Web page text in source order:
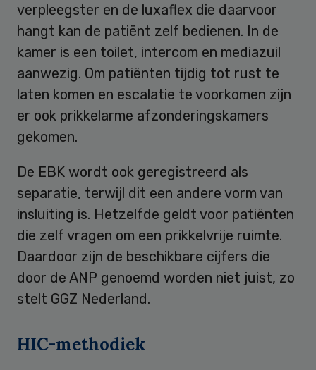
verpleegster en de luxaflex die daarvoor
hangt kan de patiënt zelf bedienen. In de
kamer is een toilet, intercom en mediazuil
aanwezig. Om patiënten tijdig tot rust te
laten komen en escalatie te voorkomen zijn
er ook prikkelarme afzonderingskamers
gekomen.
De EBK wordt ook geregistreerd als
separatie, terwijl dit een andere vorm van
insluiting is. Hetzelfde geldt voor patiënten
die zelf vragen om een prikkelvrije ruimte.
Daardoor zijn de beschikbare cijfers die
door de ANP genoemd worden niet juist, zo
stelt GGZ Nederland.
HIC-methodiek